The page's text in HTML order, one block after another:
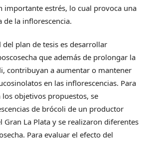
importante estrés, lo cual provoca una
de la inflorescencia.
plan de tesis es desarrollar
que además de prolongar la
contribuyan a aumentar o mantener
en las inflorescencias. Para
objetivos propuestos, se
de brócoli de un productor
Gran La Plata y se realizaron diferentes
Para evaluar el efecto del